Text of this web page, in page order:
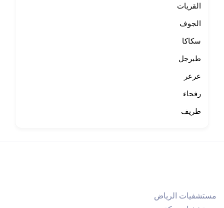
القريات
الجوف
سكاكا
طبرجل
عرعر
رفحاء
طريف
مستشفيات الرياض